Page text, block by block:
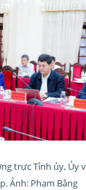
trực Tỉnh ủy, Ủy
Ảnh: Phạm Bằng